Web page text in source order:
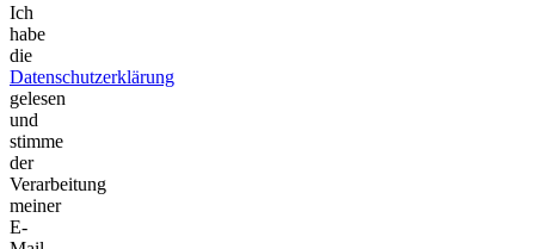
Ich
habe
die
Datenschutzerklärung
gelesen
und
stimme
der
Verarbeitung
meiner
E-